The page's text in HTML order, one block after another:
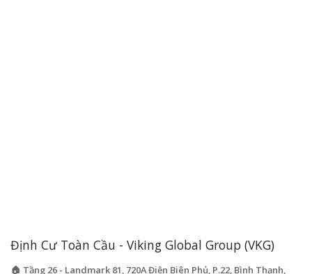
Định Cư Toàn Cầu - Viking Global Group (VKG)
🏠 Tầng 26 - Landmark 81, 720A Điện Biên Phủ, P.22, Bình Thạnh,